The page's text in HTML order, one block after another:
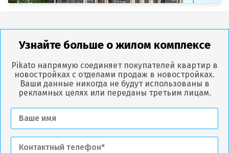
Узнайте больше о жилом комплексе
Pikato напрямую соединяет покупателей квартир в
новостройках с отделами продаж в новостройках.
Ваши данные никогда не будут использованы в
рекламных целях или переданы третьим лицам.